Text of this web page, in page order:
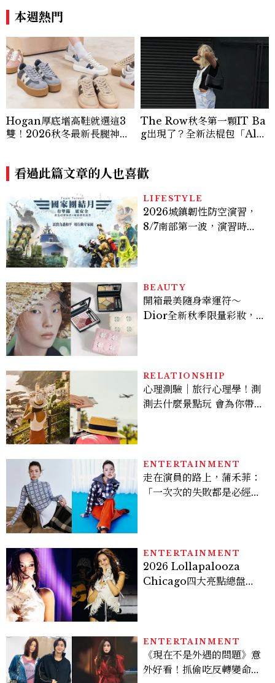
費玩到飽
本週熱門
Hogan厚底增高鞋就選這3
雙！2026秋冬最新長腿神
The Row秋冬第一顆IT Ba
g出現了？全新法棍包「Alm
看過此篇文章的人也喜歡
LIFESTYLE
2026城鎮韌性防空演習，
8/7南部第一波，演習時
BEAUTY
開箱最美隨身幸運符～
Dior全新秋季限量彩妝，
RELATIONSHIP
心理測驗｜旅行心理學！測
測去什麼景點玩 會為你帶來
ENTERTAINMENT
走在演員的路上，蒲禾菲：
「一次次的失敗都是必經過
ENTERTAINMENT
2026 Lollapalooza
Chicago四大亮點總盤
ENTERTAINMENT
《現在不是外遇的問題》意
外好看！抓偷吃反轉變命